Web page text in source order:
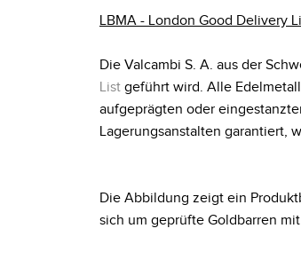
LBMA - London Good Delivery
Die Valcambi S. A. aus der
List geführt wird. Alle
aufgeprägten oder
Lagerungsanstalten garantiert,
Die Abbildung zeigt ein
sich um geprüfte Goldbarren